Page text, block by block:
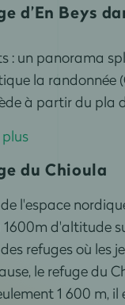
d’En Beys
: un panorama
la randonnée
à partir du pla
du Chioula
l'espace
1600m d'altitude
des refuges où
le refuge du
1 600 m, il